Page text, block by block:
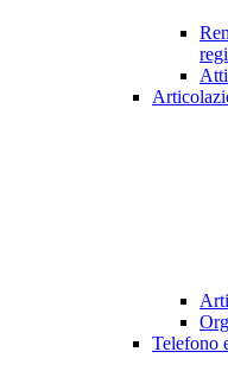
Telefono